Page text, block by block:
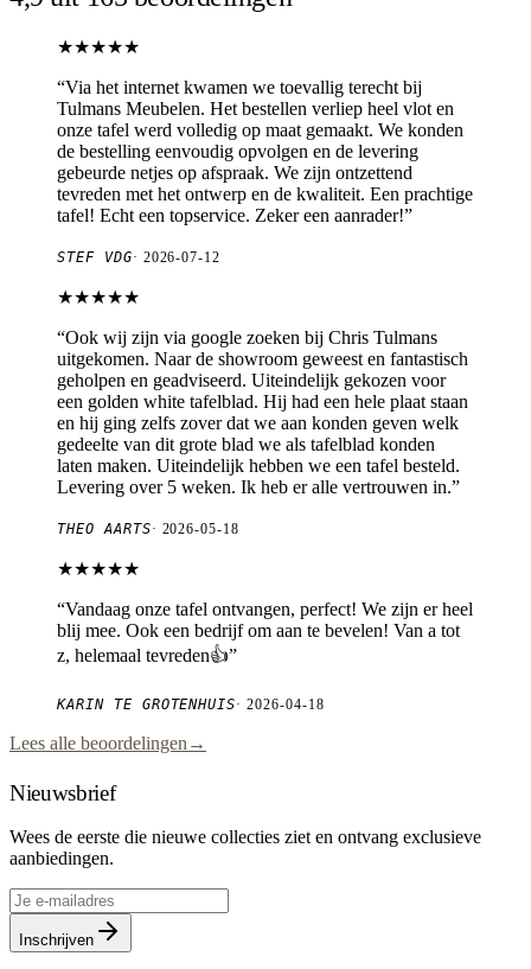
★★★★★
“Via het internet kwamen we toevallig terecht bij
Tulmans Meubelen. Het bestellen verliep heel vlot en
onze tafel werd volledig op maat gemaakt. We konden
de bestelling eenvoudig opvolgen en de levering
gebeurde netjes op afspraak. We zijn ontzettend
tevreden met het ontwerp en de kwaliteit. Een prachtige
tafel! Echt een topservice. Zeker een aanrader!”
STEF VDG· 2026-07-12
★★★★★
“Ook wij zijn via google zoeken bij Chris Tulmans
uitgekomen. Naar de showroom geweest en fantastisch
geholpen en geadviseerd. Uiteindelijk gekozen voor
een golden white tafelblad. Hij had een hele plaat staan
en hij ging zelfs zover dat we aan konden geven welk
gedeelte van dit grote blad we als tafelblad konden
laten maken. Uiteindelijk hebben we een tafel besteld.
Levering over 5 weken. Ik heb er alle vertrouwen in.”
THEO AARTS· 2026-05-18
★★★★★
“Vandaag onze tafel ontvangen, perfect! We zijn er heel
blij mee. Ook een bedrijf om aan te bevelen! Van a tot
z, helemaal tevreden👍”
KARIN TE GROTENHUIS·2026-04-18
Lees alle beoordelingen →
Nieuwsbrief
Wees de eerste die nieuwe collecties ziet en ontvang exclusieve
aanbiedingen.
Inschrijven